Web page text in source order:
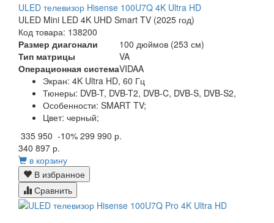
ULED телевизор Hisense 100U7Q 4K Ultra HD
ULED Mini LED 4K UHD Smart TV (2025 год)
Код товара: 138200
Размер диагонали
100 дюймов (253 см)
Тип матрицы
VA
Операционная системаVIDAA
Экран: 4K Ultra HD, 60 Гц
Тюнеры: DVB-T, DVB-T2, DVB-C, DVB-S, DVB-S2,
Особенности: SMART TV;
Цвет: черный;
335 950 -10% 299 990 р.
340 897 р.
в корзину
В избранное
Сравнить